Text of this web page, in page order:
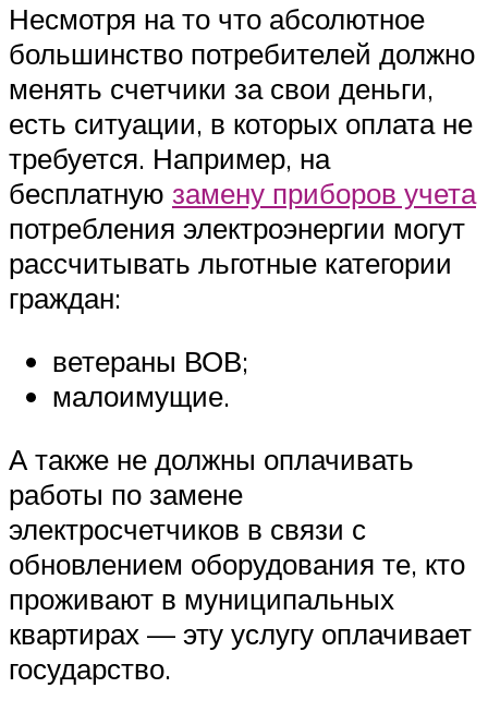
Несмотря на то что абсолютное
большинство потребителей должно
менять счетчики за свои деньги,
есть ситуации, в которых оплата не
требуется. Например, на
бесплатную замену приборов учета
потребления электроэнергии могут
рассчитывать льготные категории
граждан:
ветераны ВОВ;
малоимущие.
А также не должны оплачивать
работы по замене
электросчетчиков в связи с
обновлением оборудования те, кто
проживают в муниципальных
квартирах — эту услугу оплачивает
государство.